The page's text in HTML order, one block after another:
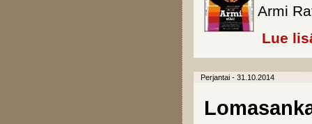
Armi
Lue
Perjantai - 31.10.2014